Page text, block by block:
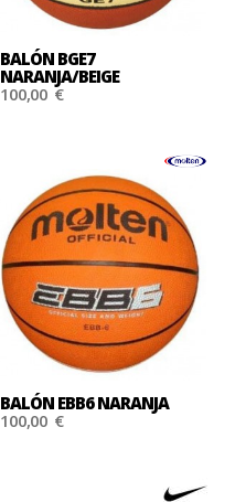
BALÓN BGE7
NARANJA/BEIGE
100,00 €
BALÓN EBB6 NARANJA
100,00 €